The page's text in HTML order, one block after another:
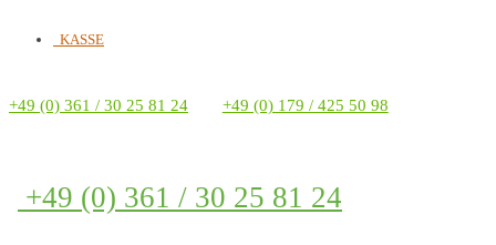
KASSE
+49 (0) 361 / 30 25 81 24 +49 (0) 179 / 425 50 98
+49 (0) 361 / 30 25 81 24